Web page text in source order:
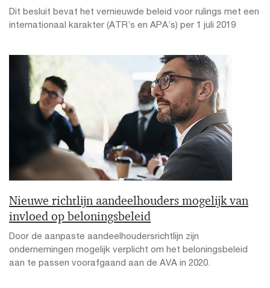
Dit besluit bevat het vernieuwde beleid voor rulings met een
internationaal karakter (ATR’s en APA’s) per 1 juli 2019
Nieuwe richtlijn aandeelhouders mogelijk van
invloed op beloningsbeleid
Door de aanpaste aandeelhoudersrichtlijn zijn
ondernemingen mogelijk verplicht om het beloningsbeleid
aan te passen voorafgaand aan de AVA in 2020.